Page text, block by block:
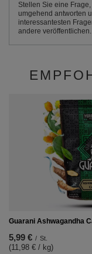
Stellen Sie eine
umgehend antworten
interessantesten
andere veröffentlichen.
Guarani Ashwagandha
5,99 € / St.
(11,98 € / kg)